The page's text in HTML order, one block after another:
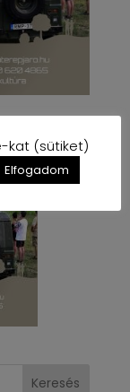
kat (sütiket)
Elfogadom